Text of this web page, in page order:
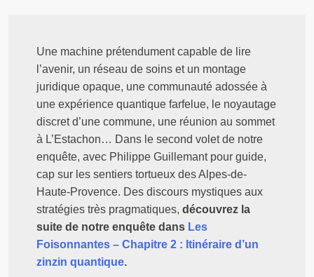
Une machine prétendument capable de lire
l’avenir, un réseau de soins et un montage
juridique opaque, une communauté adossée à
une expérience quantique farfelue, le noyautage
discret d’une commune, une réunion au sommet
à L’Estachon… Dans le second volet de notre
enquête, avec Philippe Guillemant pour guide,
cap sur les sentiers tortueux des Alpes-de-
Haute-Provence. Des discours mystiques aux
stratégies très pragmatiques, découvrez la
suite de notre enquête dans Les
Foisonnantes – Chapitre 2 : Itinéraire d’un
zinzin quantique.